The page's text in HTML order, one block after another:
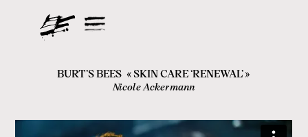
BURT’S BEES «SKIN CARE ‘RENEWAL’»
Nicole Ackermann